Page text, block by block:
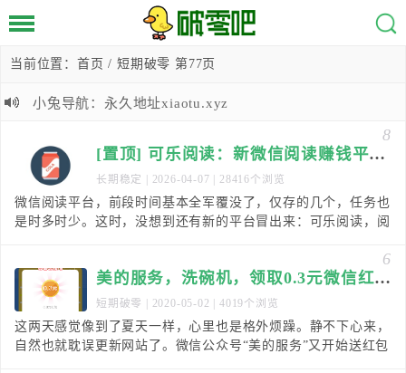
当前位置： 首页 / 短期破零 第77页
小兔导航：永久地址xiaotu.xyz
8
[置顶] 可乐阅读：新微信阅读赚钱平台，0.3元提现！
长期稳定 | 2026-04-07 | 28416个浏览
微信阅读平台，前段时间基本全军覆没了，仅存的几个，任务也
是时多时少。这时，没想到还有新的平台冒出来：可乐阅读，阅
6
美的服务，洗碗机，领取0.3元微信红包！
短期破零 | 2020-05-02 | 4019个浏览
这两天感觉像到了夏天一样，心里也是格外烦躁。静不下心来，
自然也就耽误更新网站了。微信公众号“美的服务”又开始送红包